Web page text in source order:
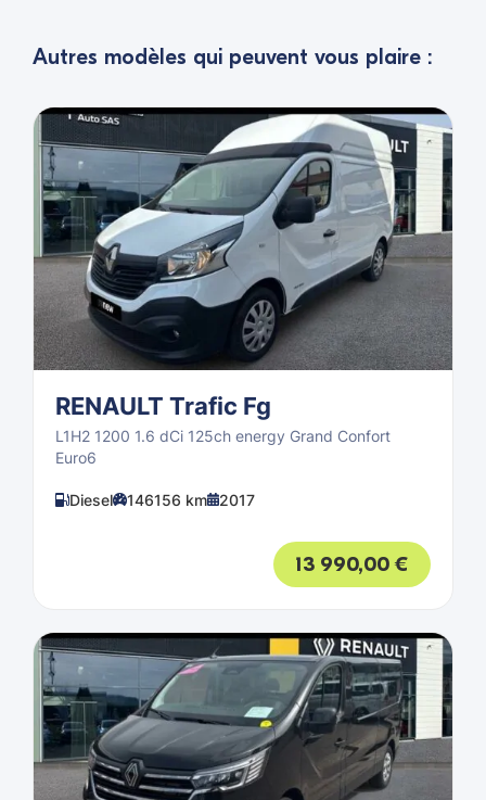
Autres modèles qui peuvent vous plaire :
RENAULT Trafic Fg
L1H2 1200 1.6 dCi 125ch energy Grand Confort
Euro6
Diesel 146156 km 2017
13 990,00€